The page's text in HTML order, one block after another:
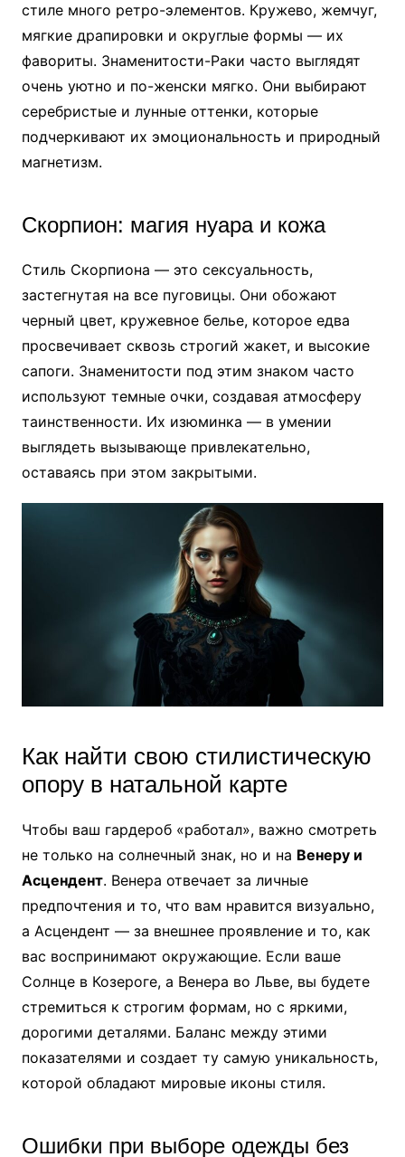
стиле много ретро-элементов. Кружево, жемчуг,
мягкие драпировки и округлые формы — их
фавориты. Знаменитости-Раки часто выглядят
очень уютно и по-женски мягко. Они выбирают
серебристые и лунные оттенки, которые
подчеркивают их эмоциональность и природный
магнетизм.
Скорпион: магия нуара и кожа
Стиль Скорпиона — это сексуальность,
застегнутая на все пуговицы. Они обожают
черный цвет, кружевное белье, которое едва
просвечивает сквозь строгий жакет, и высокие
сапоги. Знаменитости под этим знаком часто
используют темные очки, создавая атмосферу
таинственности. Их изюминка — в умении
выглядеть вызывающе привлекательно,
оставаясь при этом закрытыми.
Как найти свою стилистическую
опору в натальной карте
Чтобы ваш гардероб «работал», важно смотреть
не только на солнечный знак, но и на Венеру и
Асцендент. Венера отвечает за личные
предпочтения и то, что вам нравится визуально,
а Асцендент — за внешнее проявление и то, как
вас воспринимают окружающие. Если ваше
Солнце в Козероге, а Венера во Льве, вы будете
стремиться к строгим формам, но с яркими,
дорогими деталями. Баланс между этими
показателями и создает ту самую уникальность,
которой обладают мировые иконы стиля.
Ошибки при выборе одежды без